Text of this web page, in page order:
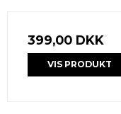
399,00 DKK
VIS PRODUKT